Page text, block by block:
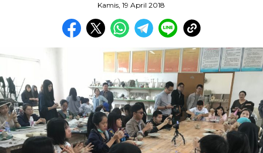
Kamis, 19 April 2018